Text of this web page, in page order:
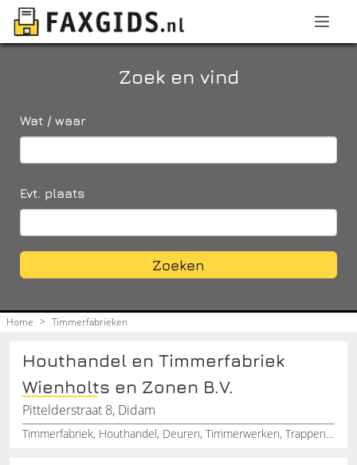
Zoek en vind
Wat / waar
Evt. plaats
Zoeken
Home > Timmerfabrieken
Houthandel en Timmerfabriek
Wienholts en Zonen B.V.
Pittelderstraat 8, Didam
Timmerfabriek, Houthandel, Deuren, Timmerwerken, Trappen, Houten Kozijnen, Schuifpuien, Dakkapel, Timmerbedrijf, Ramen